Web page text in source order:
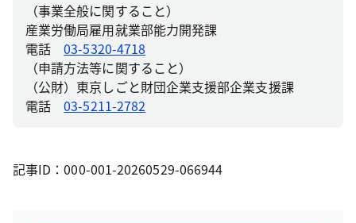
（事業全般に関すること）
産業労働局雇用就業部能力開発課
電話03-5320-4718
（申請方法等に関すること）
（公財）東京しごと財団企業支援部企業支援課
電話03-5211-2782
記事ID：000-001-20260529-066944